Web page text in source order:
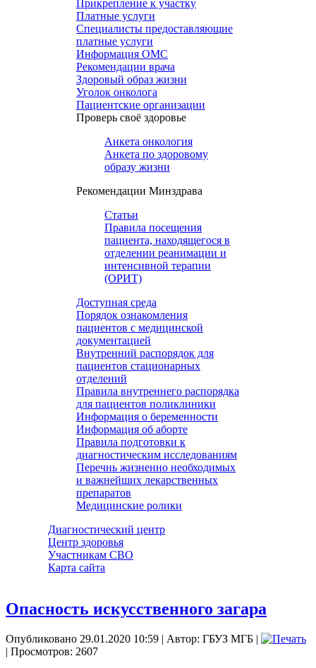
Прикрепление к участку
Платные услуги
Специалисты предоставляющие
платные услуги
Информация ОМС
Рекомендации врача
Здоровый образ жизни
Уголок онколога
Пациентские организации
Проверь своё здоровье
Анкета онкология
Анкета по здоровому
образу жизни
Рекомендации Минздрава
Статьи
Правила посещения
пациента, находящегося в
отделении реанимации и
интенсивной терапии
(ОРИТ)
Доступная среда
Порядок ознакомления
пациентов с медицинской
документацией
Внутренний распорядок для
пациентов стационарных
отделений
Правила внутреннего распорядка
для пациентов поликлиники
Информация о беременности
Информация об аборте
Правила подготовки к
диагностическим исследованиям
Перечнь жизненно необходимых
и важнейших лекарственных
препаратов
Медицинские ролики
Диагностический центр
Центр здоровья
Участникам СВО
Карта сайта
Опасность искусственного загара
Опубликовано 29.01.2020 10:59 | Автор: ГБУЗ МГБ |
| Просмотров: 2607